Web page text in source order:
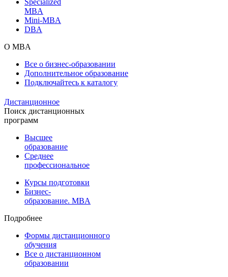
MBA
Mini-MBA
DBA
О MBA
Все о бизнес-образовании
Дополнительное образование
Подключайтесь к каталогу
Дистанционное
Поиск дистанционных
программ
Высшее
образование
Среднее
профессиональное
Курсы подготовки
Бизнес-
образование. MBA
Подробнее
Формы дистанционного
обучения
Все о дистанционном
образовании